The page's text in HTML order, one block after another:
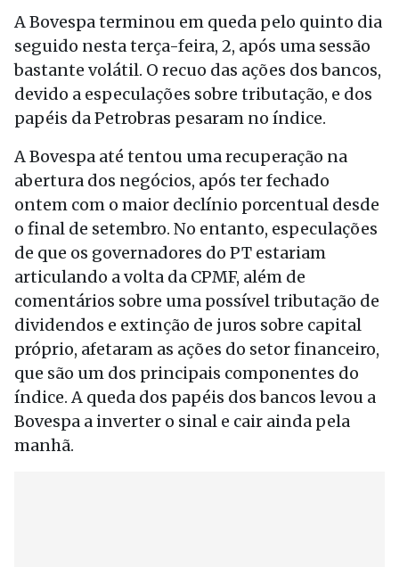
A Bovespa terminou em queda pelo quinto dia
seguido nesta terça-feira, 2, após uma sessão
bastante volátil. O recuo das ações dos bancos,
devido a especulações sobre tributação, e dos
papéis da Petrobras pesaram no índice.
A Bovespa até tentou uma recuperação na
abertura dos negócios, após ter fechado
ontem com o maior declínio porcentual desde
o final de setembro. No entanto, especulações
de que os governadores do PT estariam
articulando a volta da CPMF, além de
comentários sobre uma possível tributação de
dividendos e extinção de juros sobre capital
próprio, afetaram as ações do setor financeiro,
que são um dos principais componentes do
índice. A queda dos papéis dos bancos levou a
Bovespa a inverter o sinal e cair ainda pela
manhã.